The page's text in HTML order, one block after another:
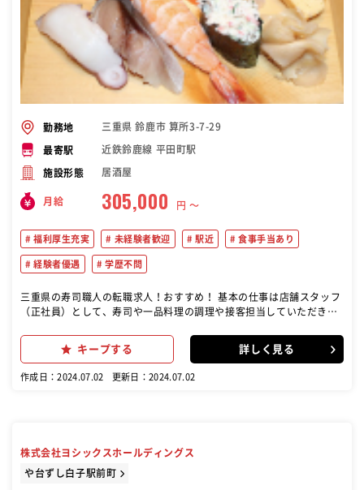
勤務地 三重県 鈴鹿市 算所3-7-29
最寄駅 近鉄鈴鹿線 平田町駅
施設形態 居酒屋
月給 305,000 円 〜
福利厚生充実 未経験者歓迎 駅近 食事手当あり
経験者優遇 学歴不問
三重県の寿司職人の転職求人！おすすめ！ 基本の仕事は店舗スタッフ
（正社員）として、寿司や一品料理の調理や接客担当していただきま
注・発注・在庫管理、また売上管理、アルバイトの面接・育成、メニ
ュー開発などです。いち早く店長を目指して頂くためには店舗マネジ
メントが重要です。
キープする 詳しく見る
作成日：2024.07.02 更新日：2024.07.02
株式会社ヨシックスホールディングス
や台ずし白子駅前町